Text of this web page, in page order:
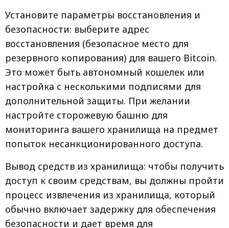
Установите параметры восстановления и
безопасности: выберите адрес
восстановления (безопасное место для
резервного копирования) для вашего Bitcoin.
Это может быть автономный кошелек или
настройка с несколькими подписями для
дополнительной защиты. При желании
настройте сторожевую башню для
мониторинга вашего хранилища на предмет
попыток несанкционированного доступа.
Вывод средств из хранилища: чтобы получить
доступ к своим средствам, вы должны пройти
процесс извлечения из хранилища, который
обычно включает задержку для обеспечения
безопасности и дает время для